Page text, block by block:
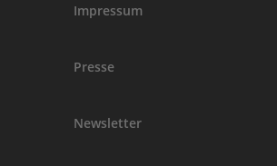
Impressum
Presse
Newsletter